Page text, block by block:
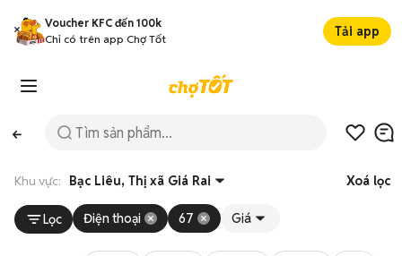
Voucher KFC đến 100k
Chỉ có trên app Chợ Tốt
Tải app
Khu vực: Bạc Liêu, Thị xã Giá Rai Xoá lọc
Lọc Điện thoại 67 Giá